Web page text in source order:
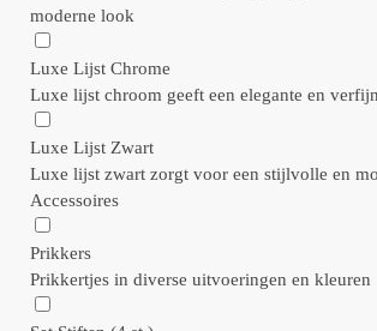
moderne look
Luxe Lijst Chrome
Luxe lijst chroom geeft een elegante en
Luxe Lijst Zwart
Luxe lijst zwart zorgt voor een stijlvolle en
Accessoires
Prikkers
Prikkertjes in diverse uitvoeringen en kleuren